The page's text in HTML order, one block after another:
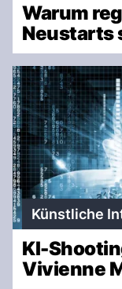
Warum
Neustarts
Künstliche
KI-
Vivienne